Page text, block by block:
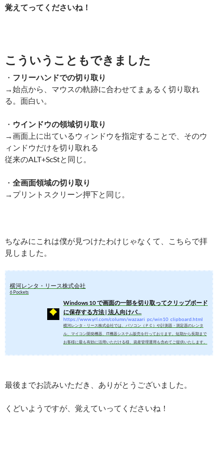
覚えてってくださいね！
こういうこともできました
・ フリーハンドでの切り取り
→始点から、マウスの軌跡に合わせてまぁるく切り取れ
る。面白い。
・ ウインドウの領域切り取り
→画面上に出ているウィンドウを指定することで、そのウ
ィンドウだけを切り取れる
従来のALT+ScStと同じ。
・ 全画面領域の切り取り
→プリントスクリーン押下と同じ。
ちなみにこれは僕が見つけたわけじゃなくて、こちらで拝
見しました。
横河レンタ・リース株式会社
6 Pockets
Windows 10 で画面の一部を切り取ってクリップボード
に保存する方法 | 法人向けパ...
https://www.yrl.com/column/wazaari_pc/win10_clipboard.html
横河レンタ・リース株式会社では、パソコン（ＰＣ）や計測器・測定器のレンタ
ル、マイコン開発機器、IT機器システム販売を行っております。短期から長期まで
お客様に最も有効に活用いただける様、資産管理運用も含めてご提供いたします。
最後までお読みいただき、ありがとうございました。
くどいようですが、覚えていってくださいね！